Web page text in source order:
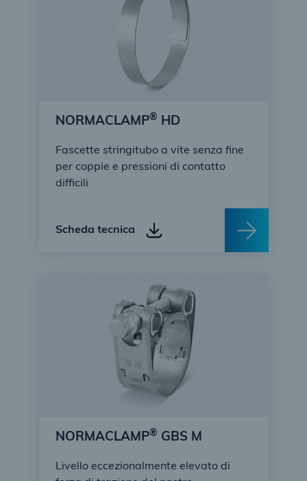
NORMACLAMP® HD
Fascette stringitubo a vite senza fine
per coppie e pressioni di contatto
difficili
Scheda tecnica
NORMACLAMP® GBS M
Livello eccezionalmente elevato di